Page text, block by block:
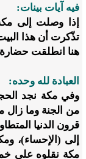
فيه آيات بينات:
إذا وصلت إلى
تذّكرت أن هذا
هنا انطلقت حضارة
العبادة لله وحده:
وفي مكة نجد
من الجنة وما زال
قرون الدنيا
إلى (الإحساء)،
مكة نقلوه على